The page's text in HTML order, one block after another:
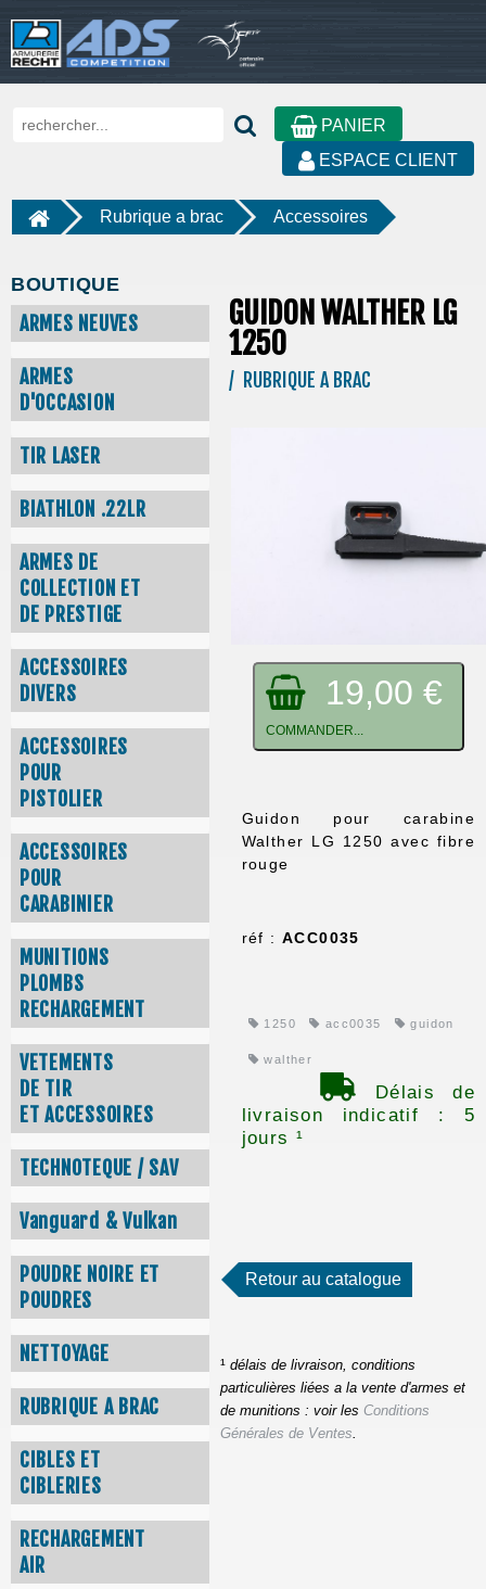
PANIER
ESPACE CLIENT
Rubrique a brac Accessoires
BOUTIQUE
ARMES NEUVES
ARMES
D'OCCASION
TIR LASER
BIATHLON .22LR
ARMES DE
COLLECTION ET
DE PRESTIGE
ACCESSOIRES
DIVERS
ACCESSOIRES
POUR
PISTOLIER
ACCESSOIRES
POUR
CARABINIER
MUNITIONS
PLOMBS
RECHARGEMENT
VETEMENTS
DE TIR
ET ACCESSOIRES
TECHNOTEQUE / SAV
Vanguard & Vulkan
POUDRE NOIRE ET
POUDRES
NETTOYAGE
RUBRIQUE A BRAC
CIBLES ET
CIBLERIES
RECHARGEMENT
AIR
GUIDON WALTHER LG
1250
/ RUBRIQUE A BRAC
19,00 €
COMMANDER...
Guidon pour carabine
Walther LG 1250 avec fibre
rouge
réf :ACC0035
1250 acc0035 guidon
walther
Délais de
livraison indicatif : 5
jours ¹
Retour au catalogue
¹ délais de livraison, conditions
particulières liées a la vente d'armes et
de munitions : voir les Conditions
Générales de Ventes.